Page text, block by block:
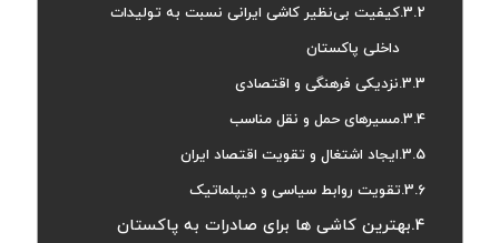
کیفیت بی‌نظیر کاشی ایرانی نسبت به تولیدات
داخلی پاکستان
نزدیکی فرهنگی و اقتصادی
مسیرهای حمل و نقل مناسب
ایجاد اشتغال و تقویت اقتصاد ایران
تقویت روابط سیاسی و دیپلماتیک
بهترین کاشی ها برای صادرات به پاکستان